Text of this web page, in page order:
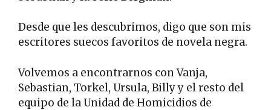
Desde que les descubrimos, digo que son mis
escritores suecos favoritos de novela negra.
Volvemos a encontrarnos con Vanja,
Sebastian, Torkel, Ursula, Billy y el resto del
equipo de la Unidad de Homicidios de